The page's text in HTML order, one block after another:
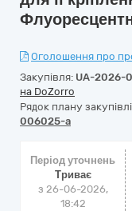
Оголошення про
Закупівля: UA-2026-
на DoZorro
Рядок плану
006025-a
Період уточнень
Триває
з 26-06-2026,
18:42